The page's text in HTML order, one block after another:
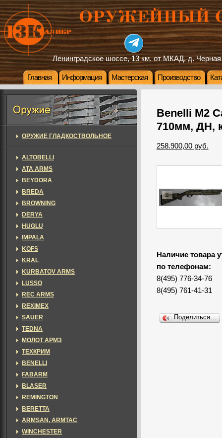
Ленинградское шоссе, 13 км. от МКАД, д. Черная
Главная Информация Мастерская Производство
Benelli M2
710мм, ДН,
258.900,00 руб.
Наличие товара
по телефонам:
8(495) 776-34-76
8(495) 761-41-31
Поделиться…
ОРУЖИЕ ГЛАДКОСТВОЛЬНОЕ
ALTOBELLI
ATA ARMS
BEYDORA
BREDA
BROWNING
DERYA
HUGLU
IMPALA
KOFS
KRAL
KURBATOV ARMS
LUSSO
REC ARMS
REXIMEX
SAUER
TEDNA
МОЛОТ АРМЗ
ТЕХКРИМ
BENELLI
FABARM
BLASER
REMINGTON
BERETTA
ARMSAN, ARMTAC
WINCHESTER